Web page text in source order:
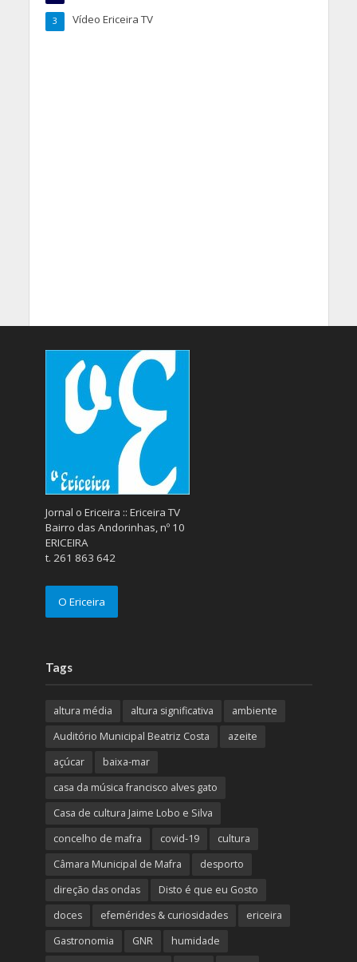
Vídeo Ericeira TV
3
Jornal o Ericeira :: Ericeira TV
Bairro das Andorinhas, nº 10
ERICEIRA
t. 261 863 642
O Ericeira
Tags
altura média altura significativa
ambiente
Auditório Municipal Beatriz Costa
azeite
açúcar
baixa-mar
casa da música francisco alves gato
Casa de cultura Jaime Lobo e Silva
concelho de mafra
covid-19
cultura
Câmara Municipal de Mafra
desporto
direção das ondas
Disto é que eu Gosto
doces
efemérides & curiosidades
ericeira
Gastronomia
GNR
humidade